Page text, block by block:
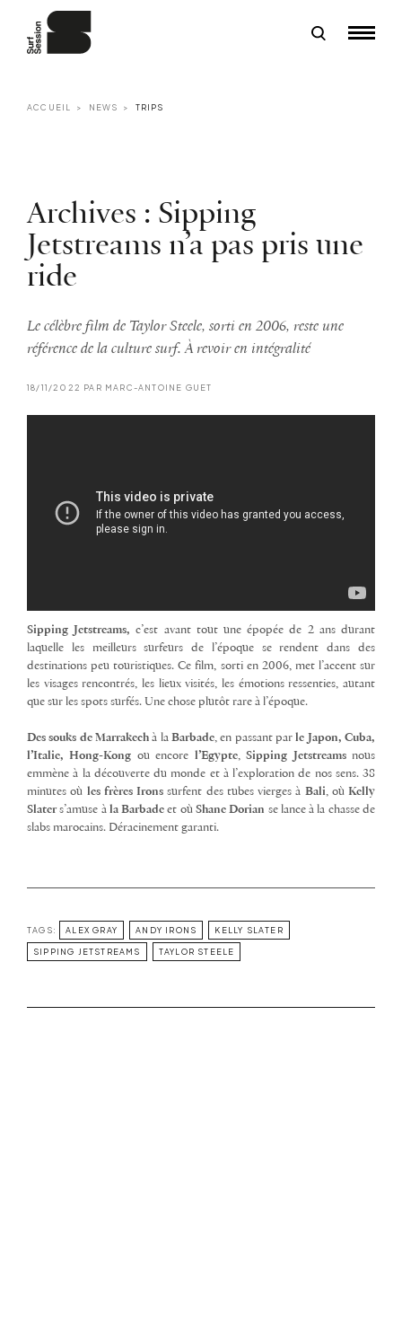
ACCUEIL NEWS TRIPS
Archives : Sipping
Jetstreams n’a pas pris une
ride
Le célèbre film de Taylor Steele, sorti en 2006, reste une
référence de la culture surf. À revoir en intégralité
18/11/2022 PAR MARC-ANTOINE GUET
Sipping Jetstreams, c’est avant tout une épopée de 2 ans durant
laquelle les meilleurs surfeurs de l’époque se rendent dans des
destinations peu touristiques. Ce film, sorti en 2006, met l’accent sur
les visages rencontrés, les lieux visités, les émotions ressenties, autant
que sur les spots surfés. Une chose plutôt rare à l’époque.
Des souks de Marrakech à la Barbade, en passant parle Japon, Cuba,
l’Italie, Hong-Kong ou encore l’Egypte,Sipping Jetstreamsnous
emmène à la découverte du monde et à l’exploration de nos sens. 38
minutes où les frères Irons surfent des tubes vierges à Bali, où Kelly
Slaters’amuse à la Barbade et oùShane Dorian se lance à la chasse de
slabs marocains. Déracinement garanti.
TAGS: ALEX GRAY ANDY IRONS KELLY SLATER
SIPPING JETSTREAMS TAYLOR STEELE